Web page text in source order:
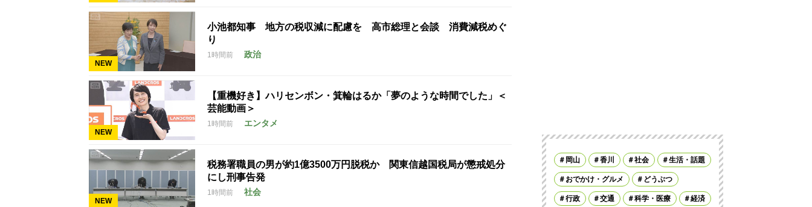
NEW
小池都知事 地方の税収減に配慮を 高市総理と会談 消費減税めぐ
り
1時間前 政治
NEW
【重機好き】ハリセンボン・箕輪はるか「夢のような時間でした」＜
芸能動画＞
1時間前 エンタメ
NEW
税務署職員の男が約1億3500万円脱税か 関東信越国税局が懲戒処分
にし刑事告発
1時間前 社会
岡山 香川 社会 生活・話題
おでかけ・グルメ どうぶつ
行政 交通 科学・医療 経済